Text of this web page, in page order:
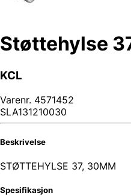
Støttehylse
KCL
Varenr. 4571452
SLA131210030
Beskrivelse
STØTTEHYLSE 37, 30MM
Spesifikasjon